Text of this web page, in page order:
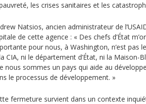
les crises sanitaires et les
Natsios, ancien administrateur de
de cette agence : « Des chefs d’État
pour nous, à Washington, n’est pas
CIA, ni le département d’État, ni la Maison-
nous sommes un pays qui aide au
le processus de développement. »
fermeture survient dans un contexte